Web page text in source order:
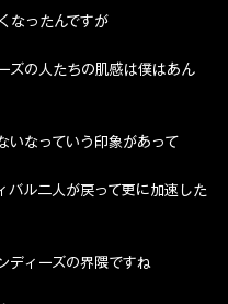
なったんですが
ズの人たちの肌感は僕はあん
いなっていう印象があって
バル二人が戻って更に加速した
ディーズの界隈ですね